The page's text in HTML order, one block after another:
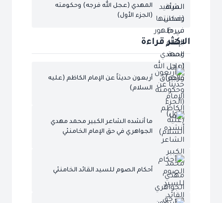
المهدي (عجل الله فرجه) وحكومته
(الجزء الأول)
الاكثر قراءة
أربعون حديثاً عن الإمام الكاظم (عليه
السلام)
ما أنشده الشاعر الكبير محمد مهدي
الجواهري في حق الإمام الخامنئي
أحكام الصوم للسيد القائد الخامنئي